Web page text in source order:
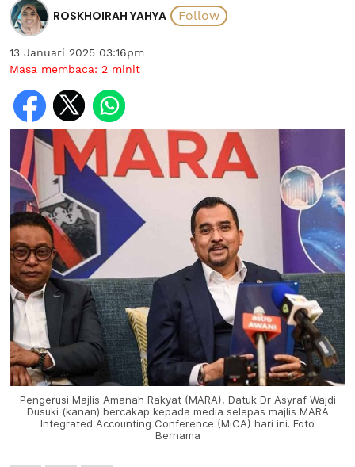
ROSKHOIRAH YAHYA
13 Januari 2025 03:16pm
Masa membaca: 2 minit
Pengerusi Majlis Amanah Rakyat (MARA), Datuk Dr Asyraf Wajdi
Dusuki (kanan) bercakap kepada media selepas majlis MARA
Integrated Accounting Conference (MiCA) hari ini. Foto
Bernama